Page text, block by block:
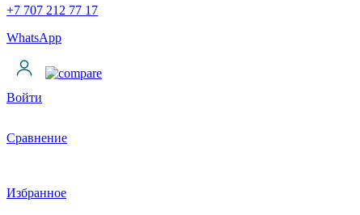
+7 707 212 77 17
WhatsApp
Войти
Сравнение
Избранное